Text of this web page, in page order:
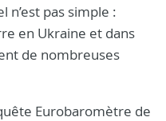
pas simple :
en Ukraine et dans
de nombreuses
Eurobaromètre de